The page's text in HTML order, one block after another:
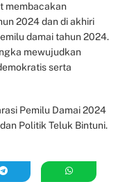
membacakan
2024 dan di akhiri
damai tahun 2024.
mewujudkan
serta
Pemilu Damai 2024
Politik Teluk Bintuni.